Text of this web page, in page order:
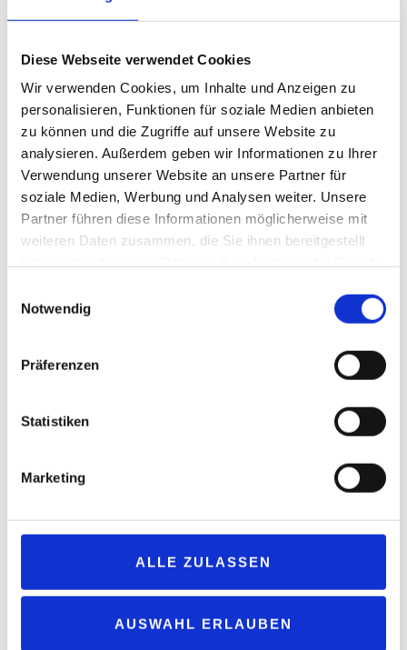
Diese Webseite verwendet Cookies
Wir verwenden Cookies, um Inhalte und Anzeigen zu
personalisieren, Funktionen für soziale Medien anbieten
zu können und die Zugriffe auf unsere Website zu
analysieren. Außerdem geben wir Informationen zu Ihrer
Verwendung unserer Website an unsere Partner für
soziale Medien, Werbung und Analysen weiter. Unsere
Partner führen diese Informationen möglicherweise mit
weiteren Daten zusammen, die Sie ihnen bereitgestellt
Notwendig
Präferenzen
Statistiken
Marketing
ALLE ZULASSEN
AUSWAHL ERLAUBEN
Foto: Matthias
Schmiedel/Lekkerland
Foto: Toni Hasselmann/Uniti